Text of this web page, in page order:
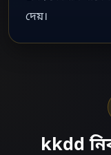
দেয়।
kkdd